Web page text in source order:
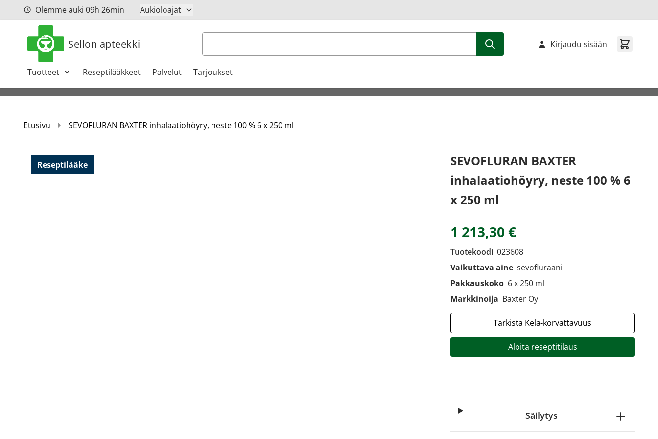
Siirry sisältöönOlemme auki 09h 26min Aukioloajat
Sellon apteekki Haku
Tuotteet Reseptilääkkeet Palvelut Tarjoukset
Kirjaudu sisään
Etusivu SEVOFLURAN BAXTER inhalaatiohöyry, neste 100 % 6 x 250 ml
Reseptilääke
SEVOFLURAN BAXTER
inhalaatiohöyry, neste 100 % 6
x 250 ml
1 213,30 €
Tuotekoodi 023608
Vaikuttava aine sevofluraani
Pakkauskoko 6 x 250 ml
Markkinoija Baxter Oy
Tarkista Kela-korvattavuus
Aloita reseptitilaus
Säilytys